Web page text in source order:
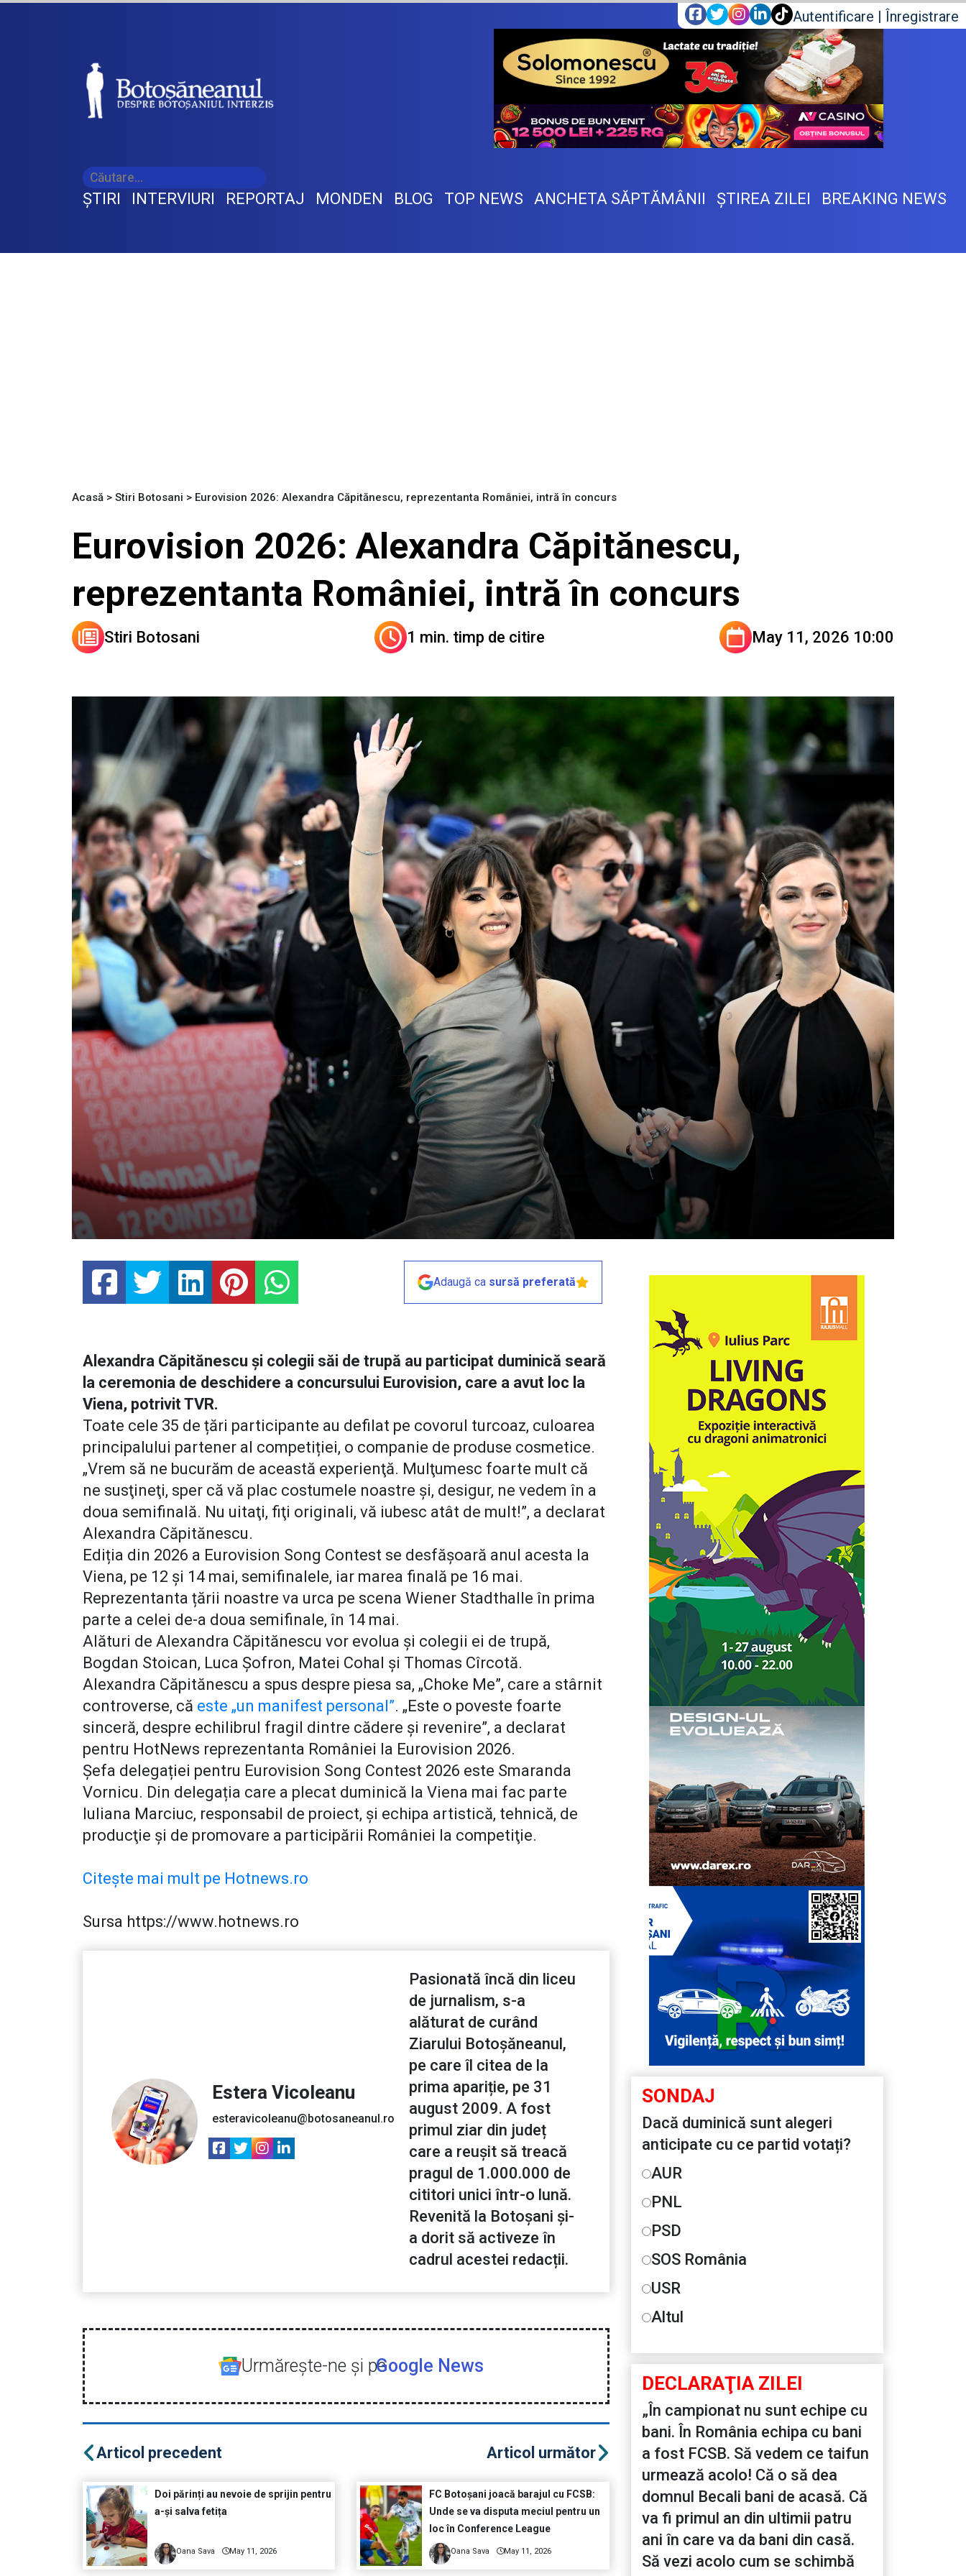
Autentificare | Înregistrare
ŞTIRI INTERVIURI REPORTAJ MONDEN BLOG TOP NEWS ANCHETA SĂPTĂMÂNII ŞTIREA ZILEI BREAKING NEWS
Acasă > Stiri Botosani > Eurovision 2026: Alexandra Căpitănescu, reprezentanta României, intră în concurs
Eurovision 2026: Alexandra Căpitănescu,
reprezentanta României, intră în concurs
Stiri Botosani 1 min. timp de citire May 11, 2026 10:00
Adaugă ca sursă preferată
Alexandra Căpitănescu și colegii săi de trupă au participat duminică seară
la ceremonia de deschidere a concursului Eurovision, care a avut loc la
Viena, potrivit TVR.
Toate cele 35 de țări participante au defilat pe covorul turcoaz, culoarea
principalului partener al competiției, o companie de produse cosmetice.
„Vrem să ne bucurăm de această experienţă. Mulţumesc foarte mult că
ne susţineţi, sper că vă plac costumele noastre şi, desigur, ne vedem în a
doua semifinală. Nu uitaţi, fiţi originali, vă iubesc atât de mult!”, a declarat
Alexandra Căpitănescu.
Ediția din 2026 a Eurovision Song Contest se desfășoară anul acesta la
Viena, pe 12 și 14 mai, semifinalele, iar marea finală pe 16 mai.
Reprezentanta țării noastre va urca pe scena Wiener Stadthalle în prima
parte a celei de-a doua semifinale, în 14 mai.
Alături de Alexandra Căpitănescu vor evolua și colegii ei de trupă,
Bogdan Stoican, Luca Şofron, Matei Cohal şi Thomas Cîrcotă.
Alexandra Căpitănescu a spus despre piesa sa, „Choke Me”, care a stârnit
controverse, că este „un manifest personal”. „Este o poveste foarte
sinceră, despre echilibrul fragil dintre cădere și revenire”, a declarat
pentru HotNews reprezentanta României la Eurovision 2026.
Șefa delegației pentru Eurovision Song Contest 2026 este Smaranda
Vornicu. Din delegația care a plecat duminică la Viena mai fac parte
Iuliana Marciuc, responsabil de proiect, și echipa artistică, tehnică, de
producţie şi de promovare a participării României la competiţie.
Citește mai mult pe Hotnews.ro
Sursa https://www.hotnews.ro
Estera Vicoleanu
esteravicoleanu@botosaneanul.ro
Pasionată încă din liceu
de jurnalism, s-a
alăturat de curând
Ziarului Botoșăneanul,
pe care îl citea de la
prima apariție, pe 31
august 2009. A fost
primul ziar din județ
care a reușit să treacă
pragul de 1.000.000 de
cititori unici într-o lună.
Revenită la Botoșani și-
a dorit să activeze în
cadrul acestei redacții.
Urmăreşte-ne şi peGoogle News
Articol precedent
Doi părinți au nevoie de sprijin pentru
a-și salva fetița
Oana Sava May 11, 2026
Articol următor
FC Botoșani joacă barajul cu FCSB:
Unde se va disputa meciul pentru un
loc în Conference League
Oana Sava May 11, 2026
SONDAJ
Dacă duminică sunt alegeri
anticipate cu ce partid votați?
AUR
PNL
PSD
SOS România
USR
Altul
DECLARAŢIA ZILEI
„În campionat nu sunt echipe cu
bani. În România echipa cu bani
a fost FCSB. Să vedem ce taifun
urmează acolo! Că o să dea
domnul Becali bani de acasă. Că
va fi primul an din ultimii patru
ani în care va da bani din casă.
Să vezi acolo cum se schimbă